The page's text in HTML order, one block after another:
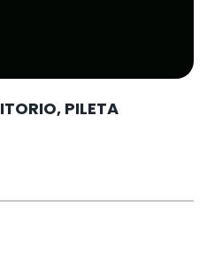
PILETA